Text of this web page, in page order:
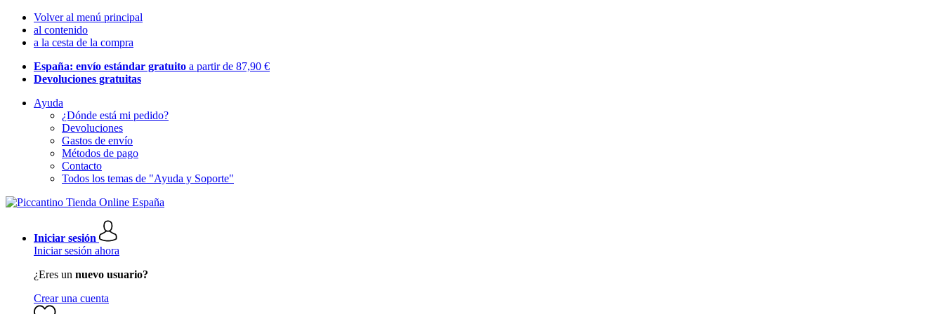
Volver al menú principal
al contenido
a la cesta de la compra
España: envío estándar gratuito a partir de 87,90 €
Devoluciones gratuitas
Ayuda
¿Dónde está mi pedido?
Devoluciones
Gastos de envío
Métodos de pago
Contacto
Todos los temas de "Ayuda y Soporte"
Iniciar sesión
Iniciar sesión ahora
¿Eres un nuevo usuario?
Crear una cuenta